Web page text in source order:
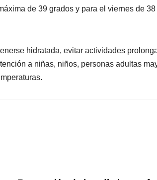
de 39 grados y para el viernes de 38
hidratada, evitar actividades
a niñas, niños, personas adultas